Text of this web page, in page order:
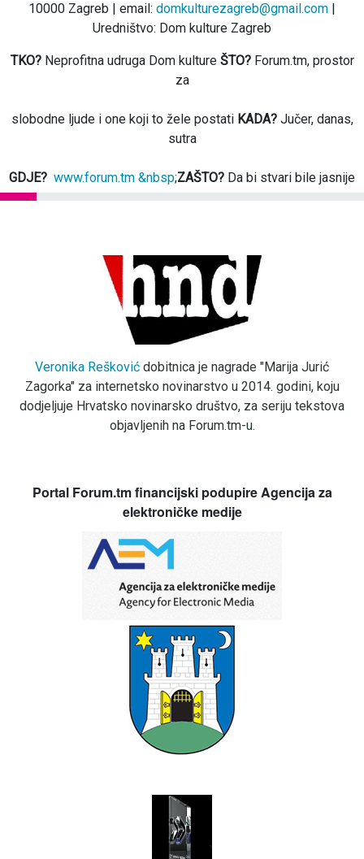
10000 Zagreb | email: domkulturezagreb@gmail.com |
Uredništvo: Dom kulture Zagreb
TKO?Neprofitna udruga Dom kulture ŠTO?Forum.tm, prostor
za
slobodne ljude i one koji to žele postati KADA?Jučer, danas,
sutra
GDJE? www.forum.tm &nbsp;ZAŠTO? Da bi stvari bile jasnije
Veronika Rešković dobitnica je nagrade "Marija Jurić
Zagorka" za internetsko novinarstvo u 2014. godini, koju
dodjeljuje Hrvatsko novinarsko društvo, za seriju tekstova
objavljenih na Forum.tm-u.
Portal Forum.tm financijski podupire Agencija za
elektroničke medije